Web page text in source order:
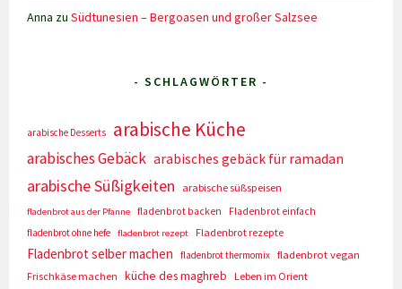
Anna zuSüdtunesien – Bergoasen und großer Salzsee
- SCHLAGWÖRTER -
arabische Desserts arabische Küche
arabisches Gebäck arabisches gebäck für ramadan
arabische Süßigkeiten arabische süßspeisen
fladenbrot aus der Pfanne fladenbrot backen
Fladenbrot einfach
fladenbrot ohne hefe
fladenbrot rezept Fladenbrot rezepte
Fladenbrot selber machen fladenbrot thermomix fladenbrot vegan
Frischkäse machen
küche des maghreb
Leben im Orient